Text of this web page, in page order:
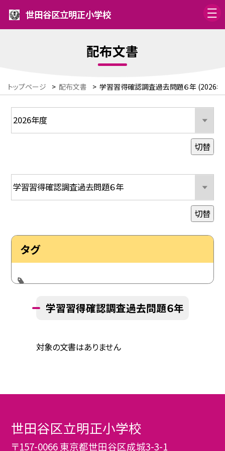
世田谷区立明正小学校
配布文書
トップページ > 配布文書 > 学習習得確認調査過去問題６年 (2026
切替
切替
タグ
学習習得確認調査過去問題６年
対象の文書はありません
世田谷区立明正小学校
〒157-0066 東京都世田谷区成城3-3-1